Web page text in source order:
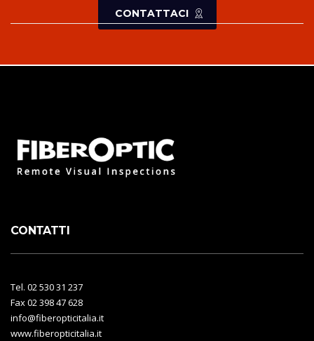
CONTATTACI
CONTATTI
Tel. 02 530 31 237
Fax 02 398 47 628
info@fiberopticitalia.it
www.fiberopticitalia.it